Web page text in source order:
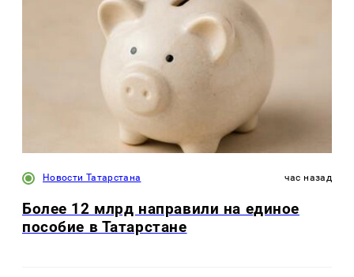
Новости Татарстана час назад
Более 12 млрд направили на единое
пособие в Татарстане